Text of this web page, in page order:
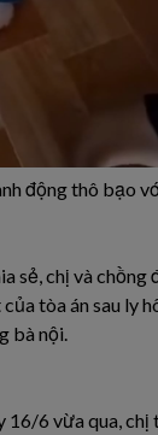
động thô bạo
sẻ, chị và
tòa án sau ly
bà nội.
6 vừa qua, chị